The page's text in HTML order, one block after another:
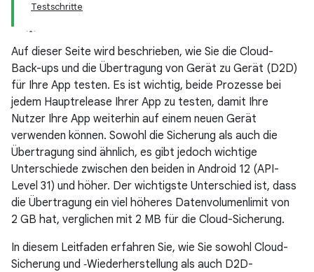
Testschritte
Auf dieser Seite wird beschrieben, wie Sie die Cloud-
Back-ups und die Übertragung von Gerät zu Gerät (D2D)
für Ihre App testen. Es ist wichtig, beide Prozesse bei
jedem Hauptrelease Ihrer App zu testen, damit Ihre
Nutzer Ihre App weiterhin auf einem neuen Gerät
verwenden können. Sowohl die Sicherung als auch die
Übertragung sind ähnlich, es gibt jedoch wichtige
Unterschiede zwischen den beiden in Android 12 (API-
Level 31) und höher. Der wichtigste Unterschied ist, dass
die Übertragung ein viel höheres Datenvolumenlimit von
2 GB hat, verglichen mit 2 MB für die Cloud-Sicherung.
In diesem Leitfaden erfahren Sie, wie Sie sowohl Cloud-
Sicherung und ‑Wiederherstellung als auch D2D-